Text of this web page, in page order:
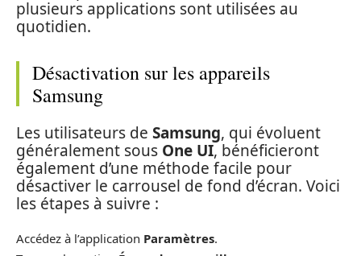
plusieurs applications sont utilisées au
quotidien.
Désactivation sur les appareils
Samsung
Les utilisateurs de Samsung, qui évoluent
généralement sous One UI, bénéficieront
également d’une méthode facile pour
désactiver le carrousel de fond d’écran. Voici
les étapes à suivre :
Accédez à l’application Paramètres.